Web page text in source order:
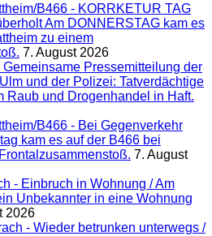
B466 - KORRKETUR TAG
Am DONNERSTAG kam es
zu einem
7. August 2026
Gemeinsame Pressemitteilung der
und der Polizei: Tatverdächtige
Raub und Drogenhandel in Haft.
B466 - Bei Gegenverkehr
kam es auf der B466 bei
7. August
- Einbruch in Wohnung / Am
Unbekannter in eine Wohnung
2026
- Wieder betrunken unterwegs /